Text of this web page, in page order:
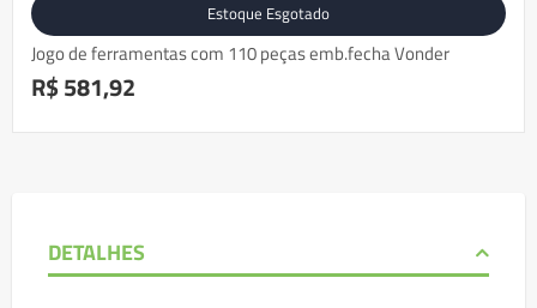
Estoque Esgotado
Jogo de ferramentas com 110 peças emb.fecha Vonder
R$ 581,92
DETALHES